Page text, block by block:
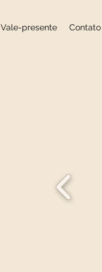
Vale-presente Contato